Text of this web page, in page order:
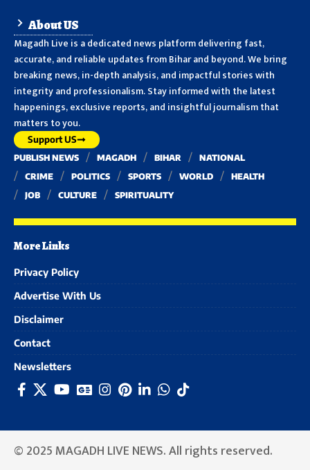
About US
Magadh Live is a dedicated news platform delivering fast,
accurate, and reliable updates from Bihar and beyond. We bring
breaking news, in-depth analysis, and impactful stories with
integrity and professionalism. Stay informed with the latest
happenings, exclusive reports, and insightful journalism that
matters to you.
Support US
PUBLISH NEWS MAGADH BIHAR
NATIONAL
CRIME
POLITICS SPORTS WORLD
HEALTH
JOB
CULTURE SPIRITUALITY
More Links
Privacy Policy
Advertise With Us
Disclaimer
Contact
Newsletters
© 2025 MAGADH LIVE NEWS. All rights reserved.